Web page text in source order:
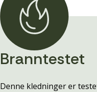
Branntestet
Denne kledninger er